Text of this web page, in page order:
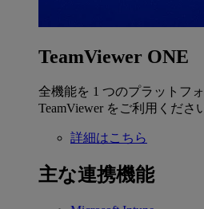
TeamViewer ONE
全機能を 1 つのプラットフ
TeamViewer をご利用くださ
詳細はこちら
主な連携機能